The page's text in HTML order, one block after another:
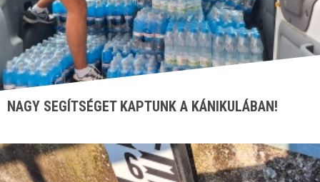
NAGY SEGÍTSÉGET KAPTUNK A KÁNIKULÁBAN!